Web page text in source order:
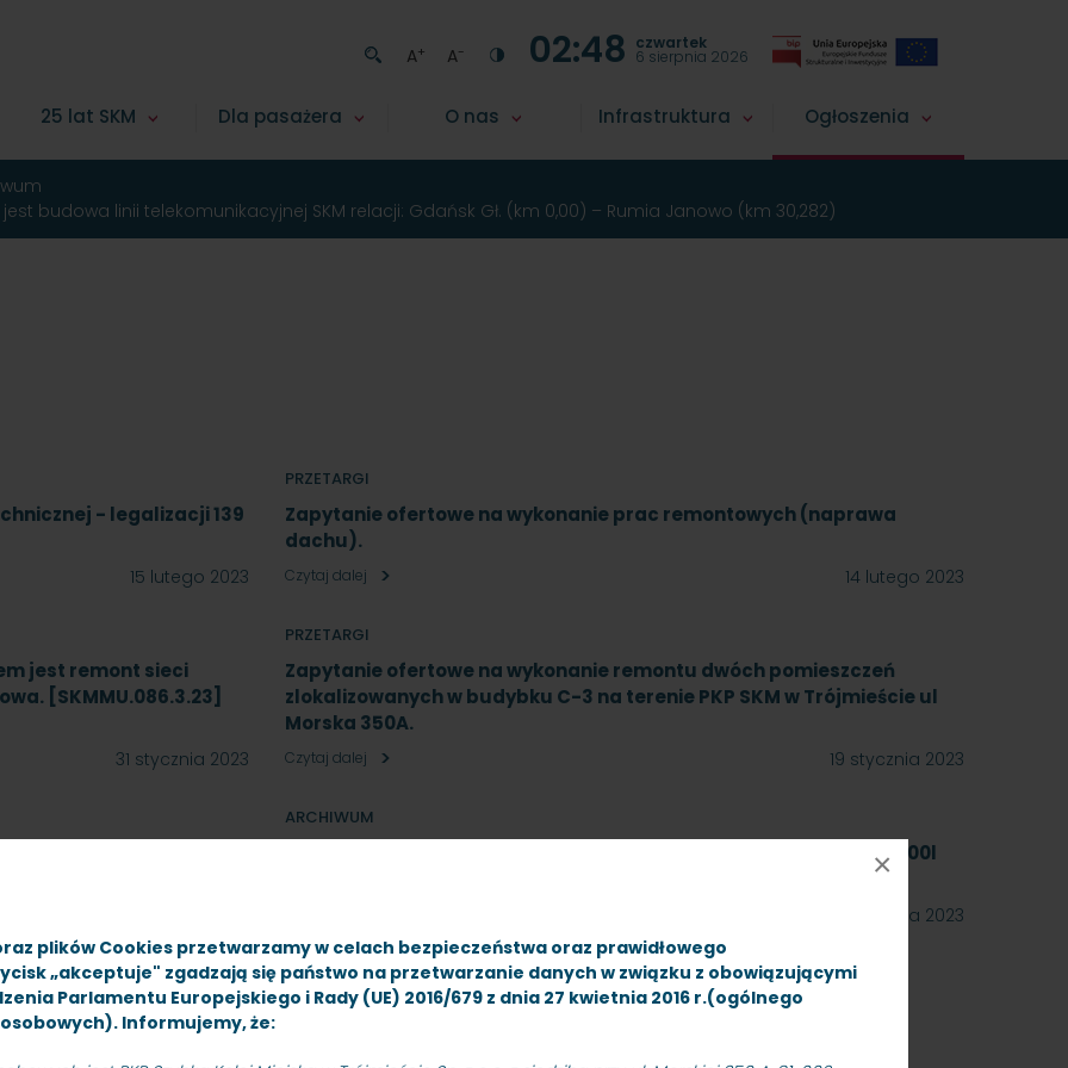
plików Cookies przetwarzamy w celach bezpieczeństwa oraz prawidłowego
„akceptuje" zgadzają się państwo na przetwarzanie danych w związku z obowiązującymi
Parlamentu Europejskiego i Rady (UE) 2016/679 z dnia 27 kwietnia 2016 r.(ogólnego
Informujemy, że:
×
A+ A- 02:48 czwartek
6 sierpnia 2026
25 lat SKM Dla pasażera O nas Infrastruktura Ogłoszenia
budowa linii telekomunikacyjnej SKM relacji: Gdańsk Gł. (km 0,00) – Rumia Janowo (km 30,282)
- legalizacji 139
15 lutego 2023
PRZETARGI
Zapytanie ofertowe na wykonanie prac remontowych (naprawa
dachu).
Czytaj dalej 14 lutego 2023
jest remont sieci
[SKMMU.086.3.23]
31 stycznia 2023
PRZETARGI
Zapytanie ofertowe na wykonanie remontu dwóch pomieszczeń
zlokalizowanych w budybku C-3 na terenie PKP SKM w Trójmieście ul
Morska 350A.
Czytaj dalej 19 stycznia 2023
znak sprawy
ARCHIWUM
Sprzedaż zbiornika naziemnego do płynu AdBlue o pojemności 5000l
13 stycznia 2023
i kontroli
roku 2023.
PRZETARGI
Przetarg nieograniczony na dostawy nakładek węglowych do
SKMMU.086.73.22.